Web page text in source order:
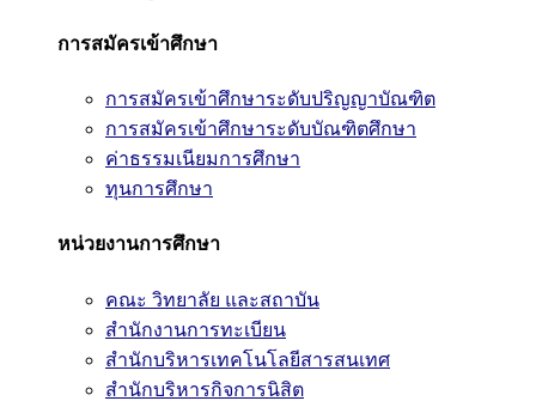
การสมัครเข้าศึกษา
การสมัครเข้าศึกษาระดับปริญญาบัณฑิต
การสมัครเข้าศึกษาระดับบัณฑิตศึกษา
ค่าธรรมเนียมการศึกษา
ทุนการศึกษา
หน่วยงานการศึกษา
คณะ วิทยาลัย และสถาบัน
สำนักงานการทะเบียน
สำนักบริหารเทคโนโลยีสารสนเทศ
สำนักบริหารกิจการนิสิต